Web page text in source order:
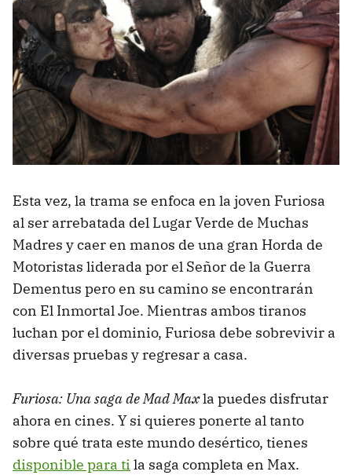
Esta vez, la trama se enfoca en la joven Furiosa
al ser arrebatada del Lugar Verde de Muchas
Madres y caer en manos de una gran Horda de
Motoristas liderada por el Señor de la Guerra
Dementus pero en su camino se encontrarán
con El Inmortal Joe. Mientras ambos tiranos
luchan por el dominio, Furiosa debe sobrevivir a
diversas pruebas y regresar a casa.
Furiosa: Una saga de Mad Maxla puedes disfrutar
ahora en cines. Y si quieres ponerte al tanto
sobre qué trata este mundo desértico, tienes
disponible para ti la saga completa en Max.